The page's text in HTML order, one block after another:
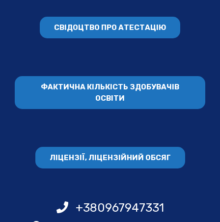
СВІДОЦТВО ПРО АТЕСТАЦІЮ
ФАКТИЧНА КІЛЬКІСТЬ ЗДОБУВАЧІВ
ОСВІТИ
ЛІЦЕНЗІЇ, ЛІЦЕНЗІЙНИЙ ОБСЯГ
+380967947331